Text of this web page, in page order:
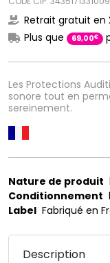
Les Protections
sonore tout en
sereinement.
Retrait gratuit en
Plus que
69,00€
Nature de produit
Conditionnement
Label Fabriqué en
Description